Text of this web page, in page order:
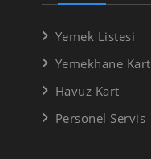
Yemek Listesi
Yemekhane Kart
Havuz Kart
Personel Servis